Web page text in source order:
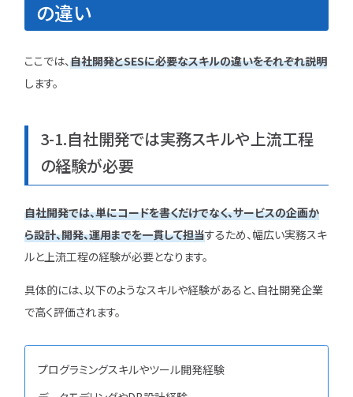
の違い
ここでは、自社開発とSESに必要なスキルの違いをそれぞれ説明
します。
3-1.自社開発では実務スキルや上流工程
の経験が必要
自社開発では、単にコードを書くだけでなく、サービスの企画か
ら設計、開発、運用までを一貫して担当するため、幅広い実務スキ
ルと上流工程の経験が必要となります。
具体的には、以下のようなスキルや経験があると、自社開発企業
で高く評価されます。
プログラミングスキルやツール開発経験